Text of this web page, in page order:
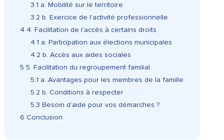
3.1 a. Mobilité sur le territoire
3.2 b. Exercice de l’activité professionnelle
4 4. Facilitation de l’accès à certains droits
4.1 a. Participation aux élections municipales
4.2 b. Accès aux aides sociales
5 5. Facilitation du regroupement familial
5.1 a. Avantages pour les membres de la famille
5.2 b. Conditions à respecter
5.3 Besoin d’aide pour vos démarches ?
6 Conclusion